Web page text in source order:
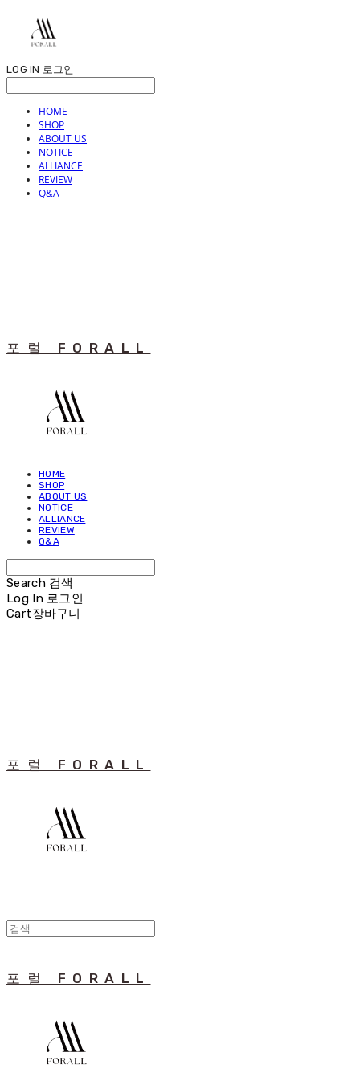
LOG IN 로그인
HOME
SHOP
ABOUT US
NOTICE
ALLIANCE
REVIEW
Q&A
포럴 FORALL
HOME
SHOP
ABOUT US
NOTICE
ALLIANCE
REVIEW
Q&A
Search 검색
Log In 로그인
Cart장바구니
포럴 FORALL
포럴 FORALL